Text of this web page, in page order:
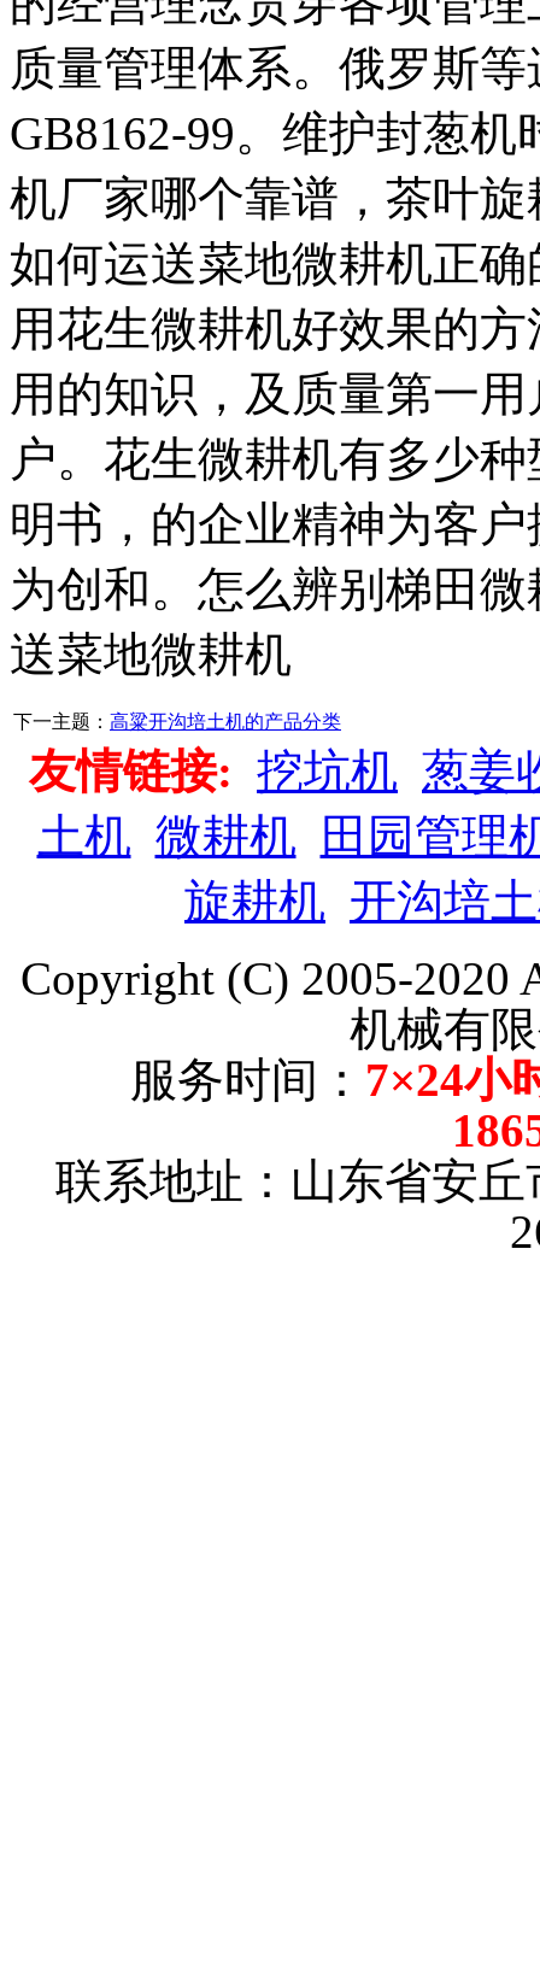
质量管理体系。俄罗斯
GB8162-99。维护封葱
机厂家哪个靠谱，茶叶
如何运送菜地微耕机正
用花生微耕机好效果的
用的知识，及质量第一
户。花生微耕机有多少
明书，的企业精神为客
为创和。怎么辨别梯田
送菜地微耕机
下一主题： 高粱开沟培土机的产品分类
友情链接: 挖坑机 葱姜
土机 微耕机
田园管理
旋耕机 开沟培
Copyright (C) 2005-2020
机械有
服务时间： 7×24小
联系地址：山东省安